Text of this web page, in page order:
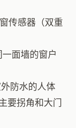
传感器（双重
面墙的窗户
防水的人体
要拐角和大门